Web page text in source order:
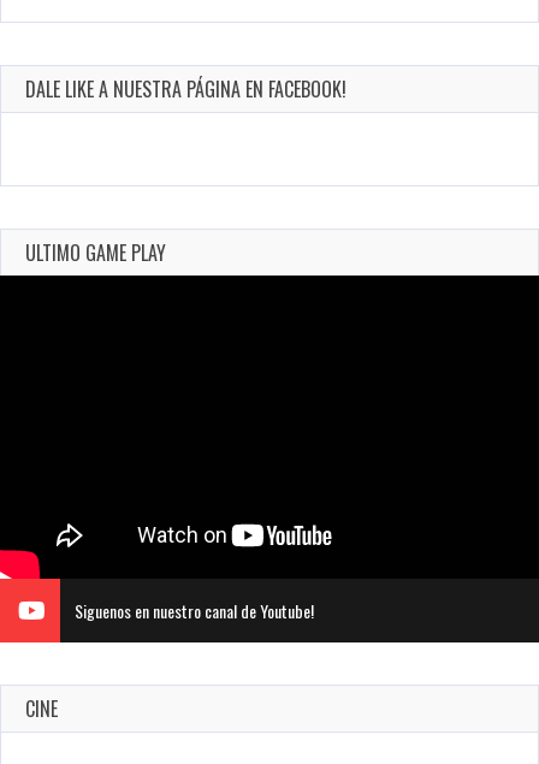
DALE LIKE A NUESTRA PÁGINA EN FACEBOOK!
ULTIMO GAME PLAY
Siguenos en nuestro canal de Youtube!
CINE